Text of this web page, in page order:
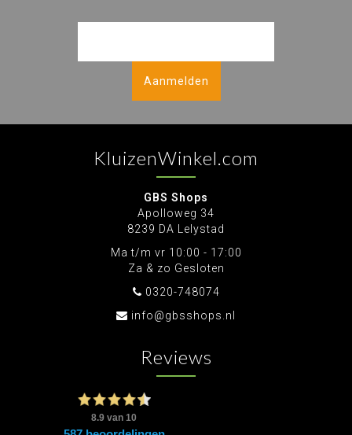
Aanmelden
KluizenWinkel.com
GBS Shops
Apolloweg 34
8239 DA Lelystad
Ma t/m vr 10:00 - 17:00
Za & zo Gesloten
0320-748074
info@gbsshops.nl
Reviews